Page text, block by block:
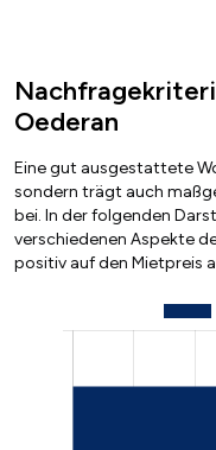
Oederan
Eine gut ausgestattete
sondern trägt auch
bei. In der folgenden
verschiedenen Aspekte
positiv auf den Mietpreis